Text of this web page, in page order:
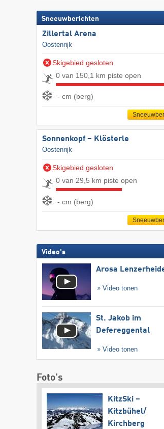
Sneeuwberichten
Zillertal Arena
Oostenrijk
Skigebied gesloten
0 van 150,1 km piste open
- cm (berg)
Sonnenkopf – Klösterle
Oostenrijk
Skigebied gesloten
0 van 29,5 km piste open
- cm (berg)
Video's
Arosa
Video tonen
St. Jakob im
Defereggental
Video tonen
Foto's
KitzSki –
Kitzbühel/​
Kirchberg